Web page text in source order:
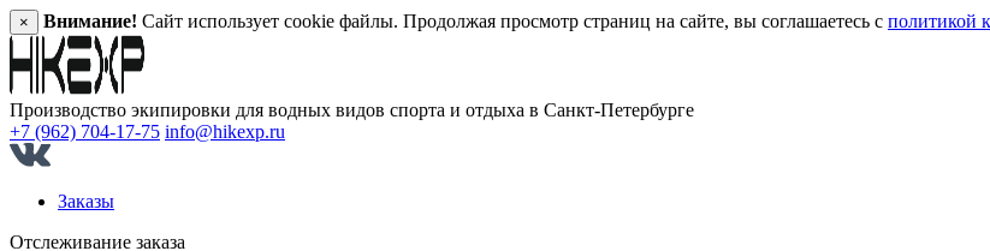
× Внимание! Сайт использует cookie файлы. Продолжая просмотр страниц на сайте, вы соглашаетесь с политикой
Производство экипировки для водных видов спорта и отдыха в Санкт‑Петербурге
+7 (962) 704-17-75 info@hikexp.ru
Заказы
Отслеживание заказа